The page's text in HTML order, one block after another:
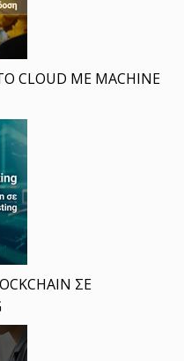
ΜΕ MACHINE
ΣΕ